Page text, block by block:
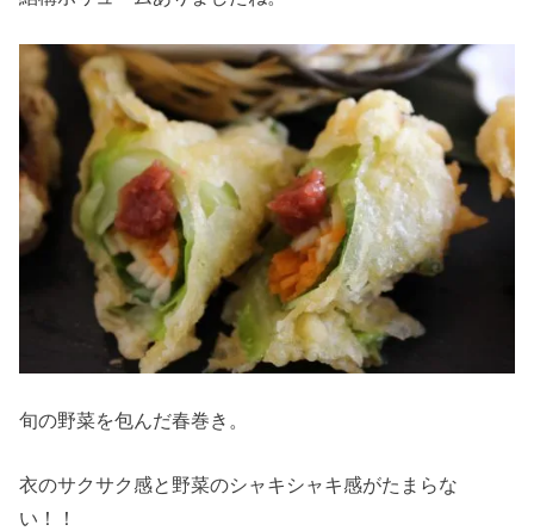
旬の野菜を包んだ春巻き。
衣のサクサク感と野菜のシャキシャキ感がたまらな
い！！